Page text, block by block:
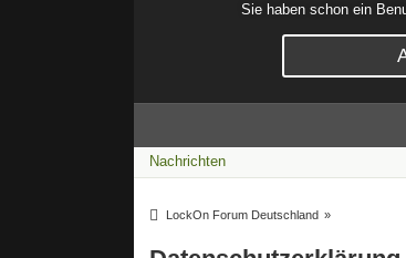
Sie haben schon ein
Nachrichten
LockOn Forum Deutschland »